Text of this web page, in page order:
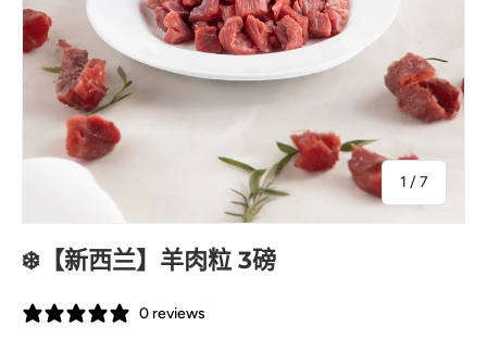
1 /的
7
❄️【新西兰】羊肉粒 3磅
0 reviews